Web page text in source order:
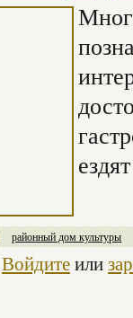
районный дом культуры
Войдитеили